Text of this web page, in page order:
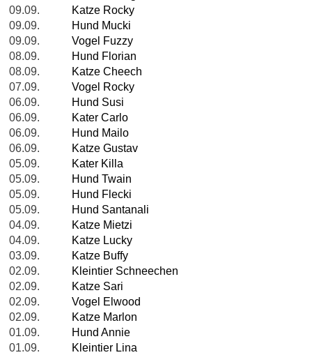
09.09.
Katze Rocky
09.09.
Hund Mucki
09.09.
Vogel Fuzzy
08.09.
Hund Florian
08.09.
Katze Cheech
07.09.
Vogel Rocky
06.09.
Hund Susi
06.09.
Kater Carlo
06.09.
Hund Mailo
06.09.
Katze Gustav
05.09.
Kater Killa
05.09.
Hund Twain
05.09.
Hund Flecki
05.09.
Hund Santanali
04.09.
Katze Mietzi
04.09.
Katze Lucky
03.09.
Katze Buffy
02.09.
Kleintier Schneechen
02.09.
Katze Sari
02.09.
Vogel Elwood
02.09.
Katze Marlon
01.09.
Hund Annie
01.09.
Kleintier Lina